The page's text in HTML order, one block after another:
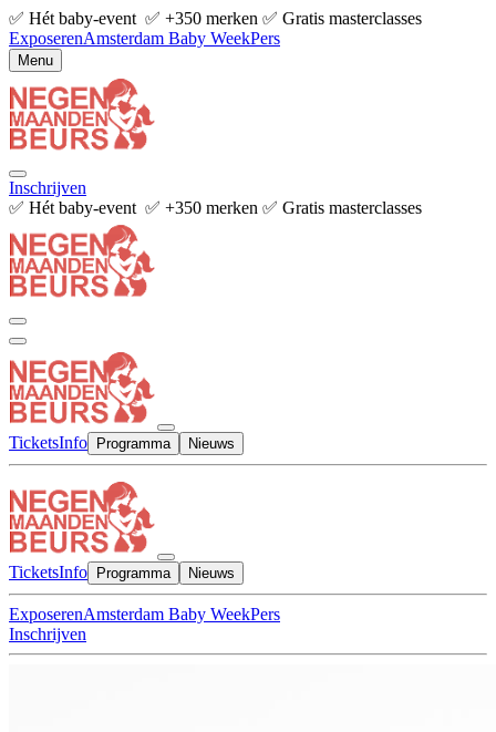
✅ Hét baby-event ✅ +350 merken ✅ Gratis masterclasses
ExposerenAmsterdam Baby WeekPers
Menu
Inschrijven
✅ Hét baby-event ✅ +350 merken ✅ Gratis masterclasses
TicketsInfo Programma Nieuws
TicketsInfo Programma Nieuws
ExposerenAmsterdam Baby WeekPers
Inschrijven